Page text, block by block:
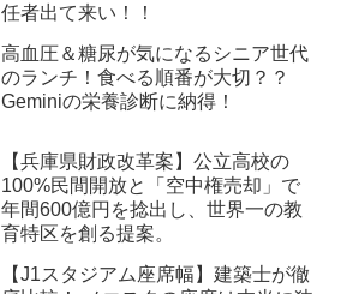
任者出て来い！！
高血圧＆糖尿が気になるシニア世代
のランチ！食べる順番が大切？？
Geminiの栄養診断に納得！
【兵庫県財政改革案】公立高校の
100%民間開放と「空中権売却」で
年間600億円を捻出し、世界一の教
育特区を創る提案。
【J1スタジアム座席幅】建築士が徹